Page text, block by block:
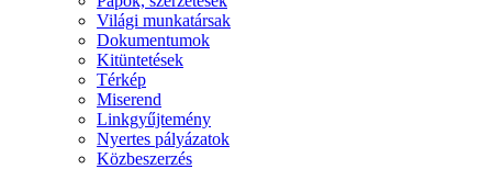
Világi munkatársak
Dokumentumok
Kitüntetések
Térkép
Miserend
Linkgyűjtemény
Nyertes pályázatok
Közbeszerzés